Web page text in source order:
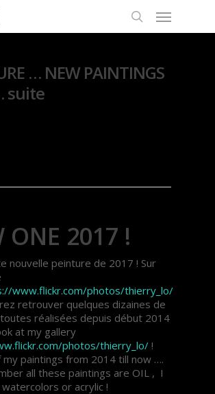
… NEW PAINTINGS
suite
ONE 2017 !
nouvelle peinture de 2017 ! Sur
www.flickr.com/photos/thierry_lo/
retrouver quelques dizaines de
réalisées depuis début 2014
at my gallery
photos/thierry_lo/ !
my paintings from 2014 till now ….
all these paintings are OIL , I
or acrylic !